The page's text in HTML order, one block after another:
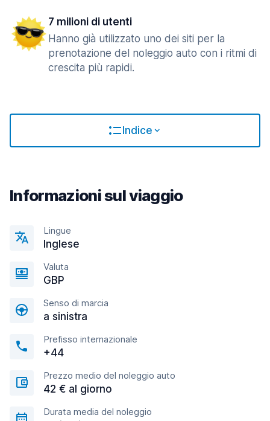
7 milioni di utenti
Hanno già utilizzato uno dei siti per la
prenotazione del noleggio auto con i ritmi di
crescita più rapidi.
Indice
Informazioni sul viaggio
Lingue
Inglese
Valuta
GBP
Senso di marcia
a sinistra
Prefisso internazionale
+44
Prezzo medio del noleggio auto
42 € al giorno
Durata media del noleggio